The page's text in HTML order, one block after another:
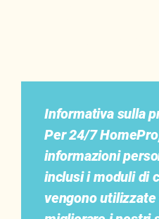
Informativa sulla
Per 24/7
informazioni
inclusi i moduli di
vengono utilizzate